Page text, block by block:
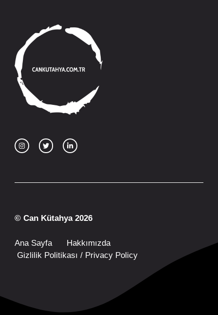
© Can Kütahya 2026
Ana Sayfa
Hakkımızda
Gizlilik Politikası / Privacy Policy